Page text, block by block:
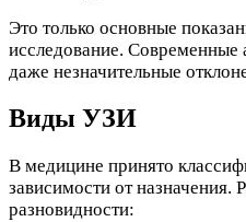
Это только основные
исследование. Современные
даже незначительные
Виды УЗИ
В медицине принято
зависимости от
разновидности: